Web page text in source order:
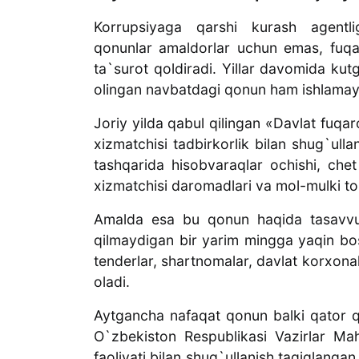
Korrupsiyaga qarshi kurash
qonunlar amaldorlar uchun emas,
ta`surot qoldiradi. Yillar davomida
olingan navbatdagi qonun ham
Joriy yilda qabul qilingan «Davlat
xizmatchisi tadbirkorlik bilan
tashqarida hisobvaraqlar ochishi,
xizmatchisi daromadlari va mol-mulki
Amalda esa bu qonun haqida
qilmaydigan bir yarim mingga yaqin
tenderlar, shartnomalar, davlat
oladi.
Aytgancha nafaqat qonun balki qator
O`zbekiston Respublikasi Vazirlar